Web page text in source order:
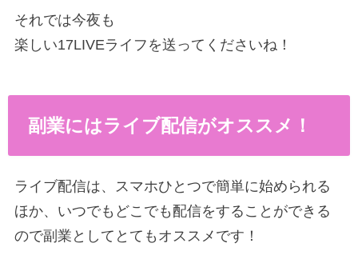
それでは今夜も
楽しい17LIVEライフを送ってくださいね！
副業にはライブ配信がオススメ！
ライブ配信は、スマホひとつで簡単に始められる
ほか、いつでもどこでも配信をすることができる
ので副業としてとてもオススメです！